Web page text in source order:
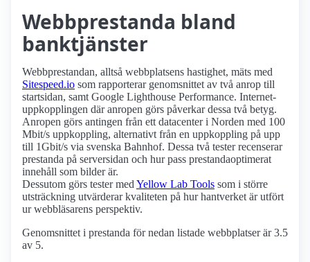
Webbprestanda bland
banktjänster
Webbprestandan, alltså webbplatsens hastighet, mäts med
Sitespeed.io som rapporterar genomsnittet av två anrop till
startsidan, samt Google Lighthouse Performance. Internet­
uppkopplingen där anropen görs påverkar dessa två betyg.
Anropen görs antingen från ett datacenter i Norden med 100
Mbit/s uppkoppling, alternativt från en uppkoppling på upp
till 1Gbit/s via svenska Bahnhof. Dessa två tester recenserar
prestanda på serversidan och hur pass prestanda­optimerat
innehåll som bilder är.
Dessutom görs tester med Yellow Lab Tools som i större
utsträckning utvärderar kvaliteten på hur hantverket är utfört
ur webbläsarens perspektiv.
Genomsnittet i prestanda för nedan listade webbplatser är 3.5
av 5.